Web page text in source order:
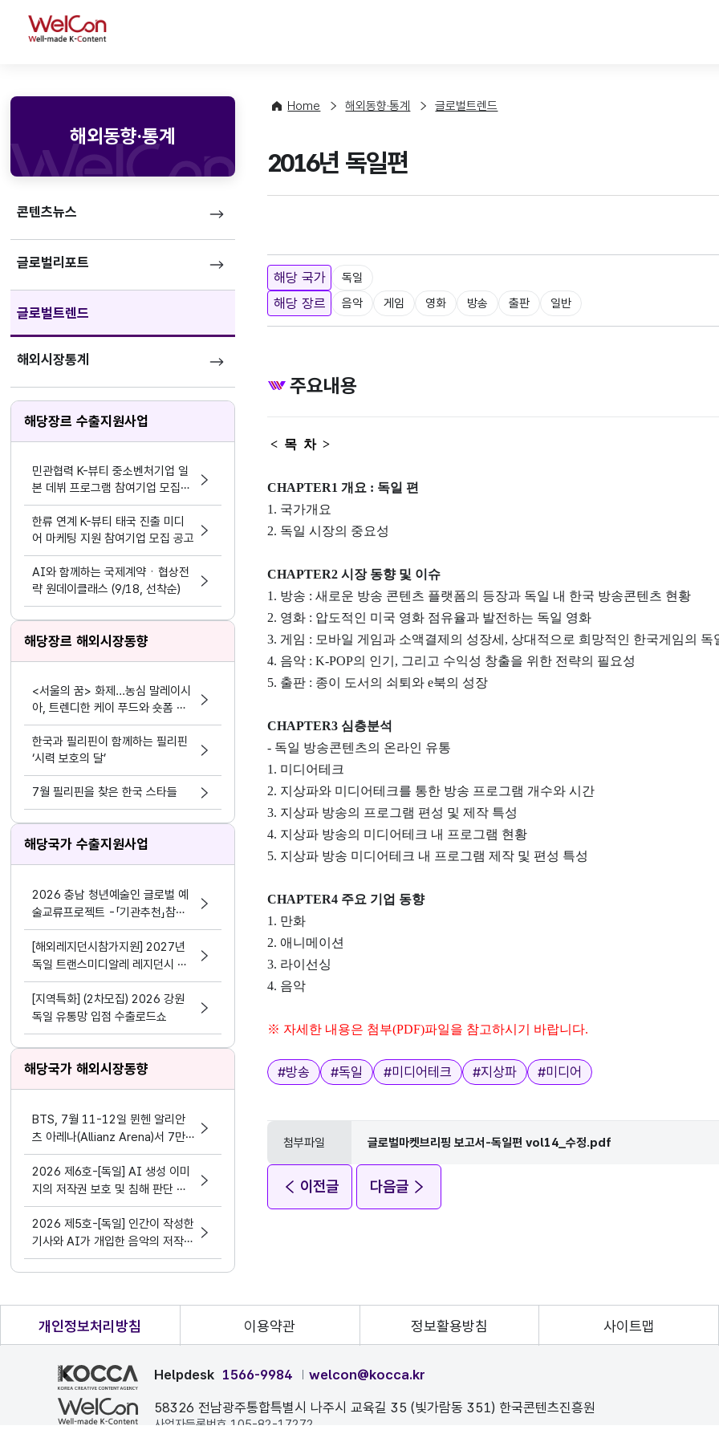
WelCon
해외동향·통계
콘텐츠뉴스
글로벌리포트
글로벌트렌드
해외시장통계
해당장르 수출지원사업
민관협력 K-뷰티 중소벤처기업 일
본 데뷔 프로그램 참여기업 모집공
고
한류 연계 K-뷰티 태국 진출 미디
어 마케팅 지원 참여기업 모집 공고
AI와 함께하는 국제계약ㆍ협상전
략 원데이클래스 (9/18, 선착순)
해당장르 해외시장동향
<서울의 꿈> 화제...농심 말레이시
아, 트렌디한 케이 푸드와 숏폼 마
케팅 결합
한국과 필리핀이 함께하는 필리핀
‘시력 보호의 달’
7월 필리핀을 찾은 한국 스타들
해당국가 수출지원사업
2026 충남 청년예술인 글로벌 예
술교류프로젝트 -「기관추천」참여
자 추가모집 공고
[해외레지던시참가지원] 2027년
독일 트랜스미디알레 레지던시 참
가
[지역특화] (2차모집) 2026 강원
독일 유통망 입점 수출로드쇼
해당국가 해외시장동향
BTS, 7월 11-12일 뮌헨 알리안
츠 아레나(Allianz Arena)서 7만
여명 아미와 공연 성료
2026 제6호-[독일] AI 생성 이미
지의 저작권 보호 및 침해 판단 기
준(박희영)
2026 제5호-[독일] 인간이 작성한
기사와 AI가 개입한 음악의 저작권
보호에 관한 지방법원판결(박희영)
Home 해외동향·통계 글로벌트렌드
2016년 독일편
해당 국가 독일
해당 장르 음악 게임 영화 방송 출판 일반
주요내용
< 목 차 >
CHAPTER1 개요 : 독일 편
1. 국가개요
2. 독일 시장의 중요성
CHAPTER2 시장 동향 및 이슈
1. 방송 : 새로운 방송 콘텐츠 플랫폼의 등장과 독일 내 한국 방송콘텐츠 현황
2. 영화 : 압도적인 미국 영화 점유율과 발전하는 독일 영화
3. 게임 : 모바일 게임과 소액결제의 성장세, 상대적으로 희망적인 한국게임의 독
4. 음악 : K-POP의 인기, 그리고 수익성 창출을 위한 전략의 필요성
5. 출판 : 종이 도서의 쇠퇴와 e북의 성장
CHAPTER3 심층분석
- 독일 방송콘텐츠의 온라인 유통
1. 미디어테크
2. 지상파와 미디어테크를 통한 방송 프로그램 개수와 시간
3. 지상파 방송의 프로그램 편성 및 제작 특성
4. 지상파 방송의 미디어테크 내 프로그램 현황
5. 지상파 방송 미디어테크 내 프로그램 제작 및 편성 특성
CHAPTER4 주요 기업 동향
1. 만화
2. 애니메이션
3. 라이선싱
4. 음악
※ 자세한 내용은 첨부(PDF)파일을 참고하시기 바랍니다.
태그
#방송 #독일 #미디어테크 #지상파 #미디어
첨부파일 글로벌마켓브리핑 보고서-독일편 vol14_수정.pdf
이전글 다음글
개인정보처리방침 이용약관 정보활용방침 사이트맵
Helpdesk 1566-9984 welcon@kocca.kr
58326 전남광주통합특별시 나주시 교육길 35 (빛가람동 351) 한국콘텐츠진흥원
사업자등록번호 105-82-17272